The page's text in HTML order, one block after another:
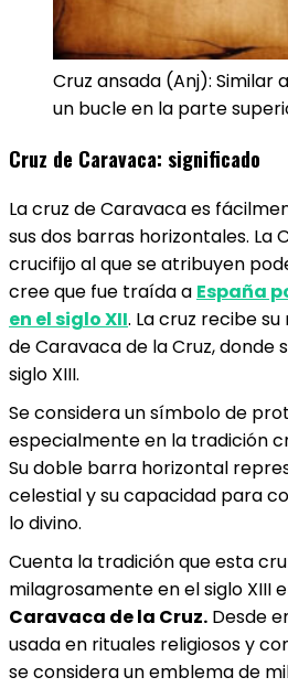
Cruz ansada (Anj): Similar
un bucle en la parte
Cruz de Caravaca: significado
La cruz de Caravaca es
sus dos barras horizontales. La
crucifijo al que se atribuyen
cree que fue traída a España
en el siglo XII. La cruz recibe
de Caravaca de la Cruz, donde
siglo XIII.
Se considera un símbolo de
especialmente en la tradición
Su doble barra horizontal
celestial y su capacidad para
lo divino.
Cuenta la tradición que esta
milagrosamente en el siglo XIII
Caravaca de la Cruz. Desde
usada en rituales religiosos y
se considera un emblema de